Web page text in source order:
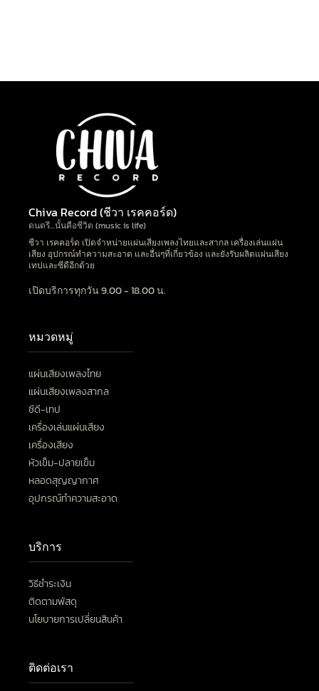
Chiva Record (ชีวา เรคคอร์ด)
ดนตรี…นั้นคือชีวิต (music is life)
ชีวา เรคคอร์ด เปิดจำหน่ายแผ่นเสียงเพลงไทยและสากล เครื่องเล่นแผ่น
เสียง อุปกรณ์ทำความสะอาด และอื่นๆที่เกี่ยวข้อง และยังรับผลิตแผ่นเสียง
เทปและซีดีอีกด้วย
เปิดบริการทุกวัน 9.00 - 18.00 น.
หมวดหมู่
แผ่นเสียงเพลงไทย
แผ่นเสียงเพลงสากล
ซีดี-เทป
เครื่องเล่นแผ่นเสียง
เครื่องเสียง
หัวเข็ม-ปลายเข็ม
หลอดสุญญากาศ
อุปกรณ์ทำความสะอาด
บริการ
วิธีชำระเงิน
ติดตามพัสดุ
นโยบายการเปลี่ยนสินค้า
ติดต่อเรา